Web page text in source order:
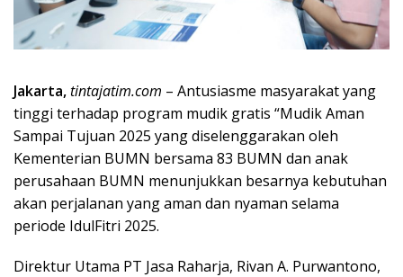
Jakarta,tintajatim.com – Antusiasme masyarakat yang
tinggi terhadap program mudik gratis “Mudik Aman
Sampai Tujuan 2025 yang diselenggarakan oleh
Kementerian BUMN bersama 83 BUMN dan anak
perusahaan BUMN menunjukkan besarnya kebutuhan
akan perjalanan yang aman dan nyaman selama
periode IdulFitri 2025.
Direktur Utama PT Jasa Raharja, Rivan A. Purwantono,